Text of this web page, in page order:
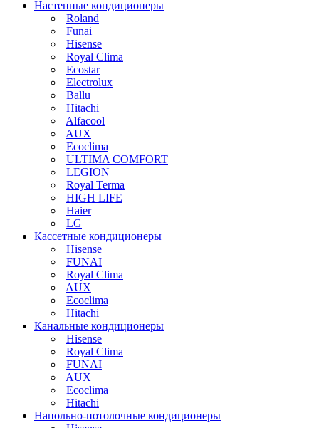
Настенные кондиционеры
Roland
Funai
Hisense
Royal Clima
Ecostar
Electrolux
Ballu
Hitachi
Alfacool
AUX
Ecoclima
ULTIMA COMFORT
LEGION
Royal Terma
HIGH LIFE
Haier
LG
Кассетные кондиционеры
Hisense
FUNAI
Royal Clima
AUX
Ecoclima
Hitachi
Канальные кондиционеры
Hisense
Royal Clima
FUNAI
AUX
Ecoclima
Hitachi
Напольно-потолочные кондиционеры